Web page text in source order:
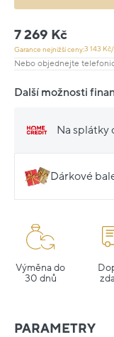
7 269 Kč
Garance nejnižší ceny:3 143
Nebo objednejte
Další možnosti
Na splátky
Dárkové
Výměna do
30 dnů
PARAMETRY